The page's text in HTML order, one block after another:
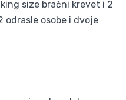
size bračni krevet i 2
odrasle osobe i dvoje